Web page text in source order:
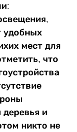
удобных
мест для
что
и
никто не